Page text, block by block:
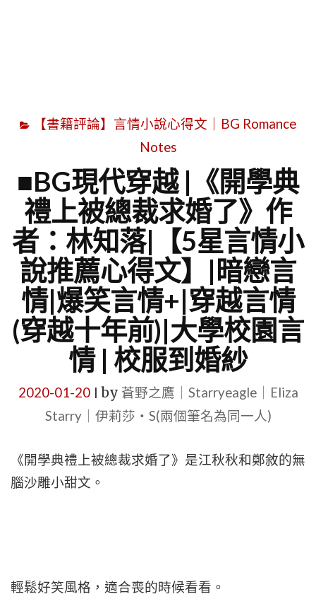
【書籍評論】言情小說心得文｜BG Romance
Notes
■BG現代穿越 |《開學典
禮上被總裁求婚了》作
者：林知落|【5星言情小
說推薦心得文】|暗戀言
情|爆笑言情+|穿越言情
(穿越十年前)|大學校園言
情 | 校服到婚紗
2020-01-20| by 蒼野之鷹｜Starryeagle｜Eliza
Starry｜伊莉莎・S(兩個筆名為同一人)
《開學典禮上被總裁求婚了》是江秋秋和鄭敘的無
腦沙雕小甜文。
輕鬆好笑風格，適合喪的時候看看。